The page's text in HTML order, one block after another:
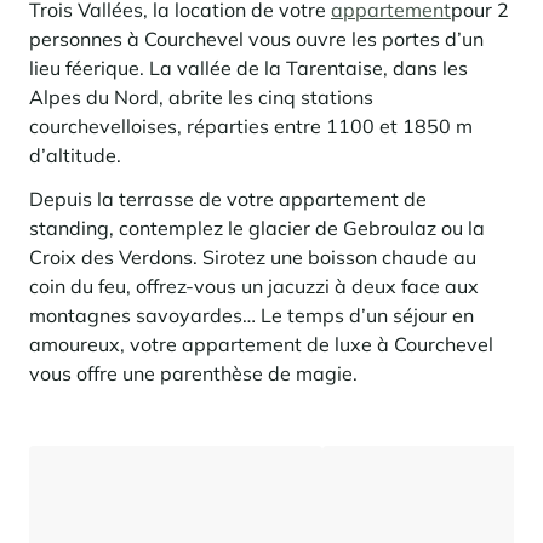
Résidences
Collections
Voir tous nos séjours
SERVICES
Niveaux de services
Pass conciergerie
Louer mon bien
En savoir plus
Découvrir La Rosière
Un cadre ensoleillé où nature et douceur de vivre se
rencontrent
En savoir plus
Découvrir La Rosière
Un cadre ensoleillé où nature et douceur de vivre se
rencontrent
En savoir plus
En savoir plus
Panorama 2026
Courchevel Le Praz
Courchevel Moriond
Courchevel Village
Crest-Voland
La Rosière
Les Saisies
Les Menuires
Megève
Méribel
En savoir plus
SERVICES
Propriétaires
Expertise marché
Questions fréquentes
Le Kandahar
Résidence exclusive à Val d'Isère
En savoir plus
En savoir plus
Gérer mon bien
Nos honoraires
Questions fréquentes
En savoir plus
NOS DERNIERS ARTICLES
Conseils immobiliers
Trois Vallées, la location de votre appartementpour 2
personnes à Courchevel vous ouvre les portes d’un
lieu féerique. La vallée de la Tarentaise, dans les
Alpes du Nord, abrite les cinq stations
courchevelloises, réparties entre 1100 et 1850 m
d’altitude.
Depuis la terrasse de votre appartement de
standing, contemplez le glacier de Gebroulaz ou la
Croix des Verdons. Sirotez une boisson chaude au
coin du feu, offrez-vous un jacuzzi à deux face aux
montagnes savoyardes… Le temps d’un séjour en
amoureux, votre appartement de luxe à Courchevel
vous offre une parenthèse de magie.